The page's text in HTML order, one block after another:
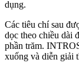
dụng.
Các tiêu chí sau
dọc theo chiều dài
phần trăm.
xuống và diễn giải